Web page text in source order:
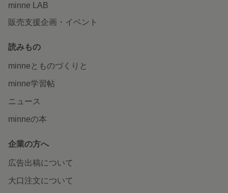
minne LAB
販売支援企画・イベント
読みもの
minneとものづくりと
minne学習帖
ニュース
minneの本
企業の方へ
広告出稿について
大口注文について